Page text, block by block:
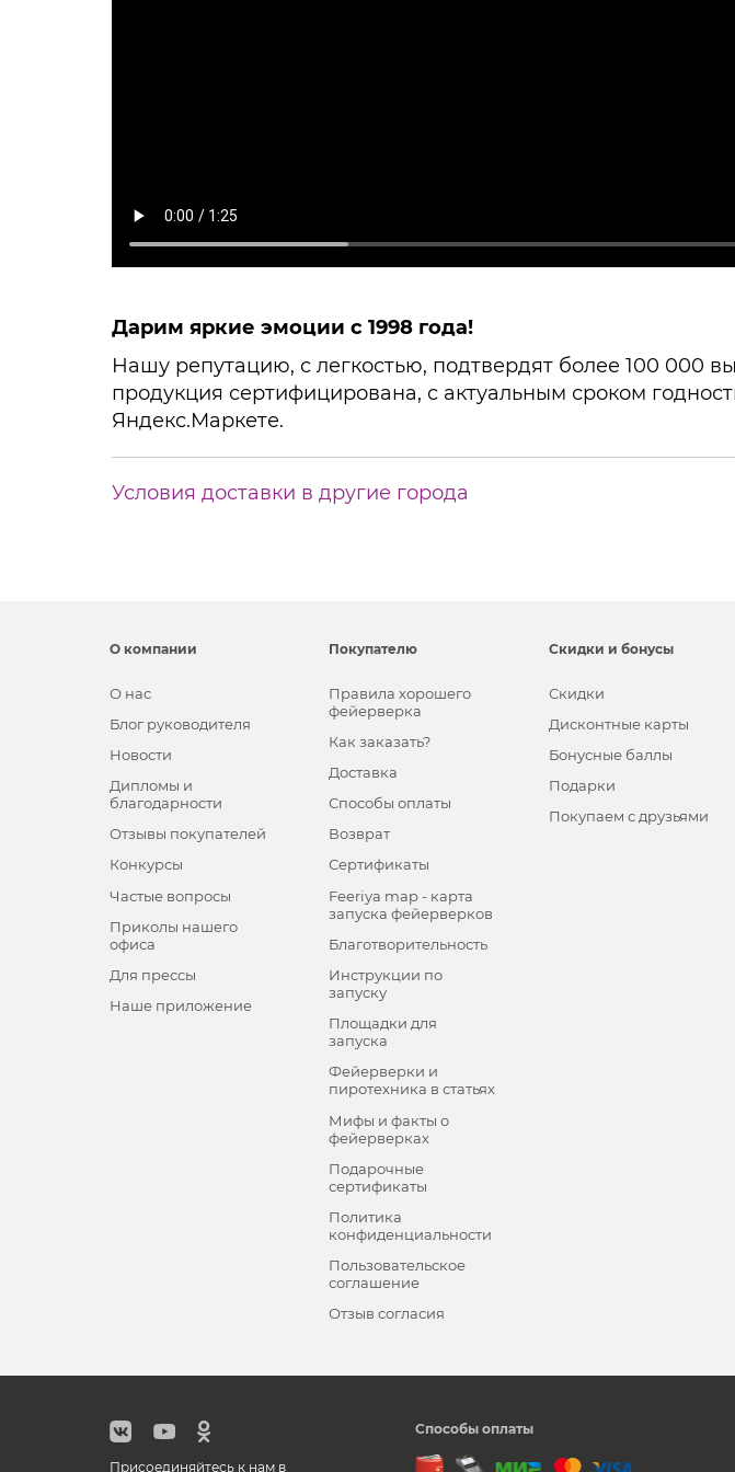
Дарим яркие эмоции с 1998 года!
Нашу репутацию, с легкостью, подтвердят более 100 000
продукция сертифицирована, с актуальным сроком
Яндекс.Маркете.
Условия доставки в другие города
О компании
О нас
Блог руководителя
Новости
Дипломы и
благодарности
Отзывы покупателей
Конкурсы
Частые вопросы
Приколы нашего
офиса
Для прессы
Наше приложение
Покупателю
Правила хорошего
фейерверка
Как заказать?
Доставка
Способы оплаты
Возврат
Сертификаты
Feeriya map - карта
запуска фейерверков
Благотворительность
Инструкции по
запуску
Площадки для
запуска
Фейерверки и
пиротехника в статьях
Мифы и факты о
фейерверках
Подарочные
сертификаты
Политика
конфиденциальности
Пользовательское
соглашение
Отзыв согласия
Скидки и бонусы
Скидки
Дисконтные карты
Бонусные баллы
Подарки
Покупаем с друзьями
Присоединяйтесь к нам в
Способы оплаты